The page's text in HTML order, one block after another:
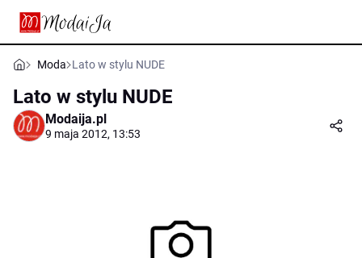
Moda Lato w stylu NUDE
Lato w stylu NUDE
Modaija.pl
9 maja 2012, 13:53